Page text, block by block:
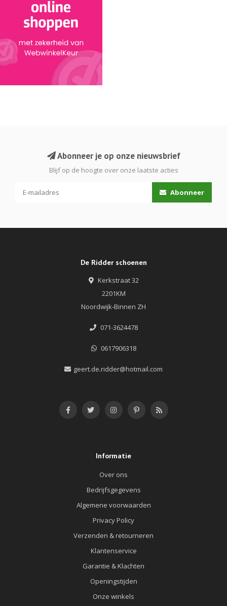
Abonneer je op onze nieuwsbrief
Blijf op de hoogte over onze laatste acties
Abonneer
De Ridder schoenen
Kerkstraat 32
2201KM
Noordwijk-Binnen ZH
071-3624478
0617906318
geert.de.ridder@hotmail.com
Informatie
Over ons
Bedrijfsgegevens
Algemene voorwaarden
Privacy Policy
Verzenden & retourneren
Klantenservice
Garantie & Klachten
Openingstijden
Onze winkels